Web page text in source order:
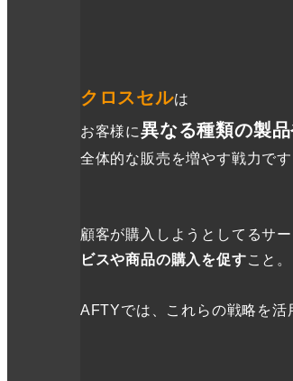
クロスセルは
お客様に異なる種類の製
全体的な販売を増やす戦力です
顧客が購入しようとしてるサ
ビスや商品の購入を促すこと。
AFTYでは、これらの戦略を